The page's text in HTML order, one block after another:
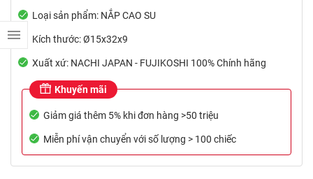
Loại sản phẩm: NẮP CAO SU
Kích thước: Ø15x32x9
Xuất xứ: NACHI JAPAN - FUJIKOSHI 100% Chính hãng
Khuyến mãi
Giảm giá thêm 5% khi đơn hàng >50 triệu
Miễn phí vận chuyển với số lượng > 100 chiếc